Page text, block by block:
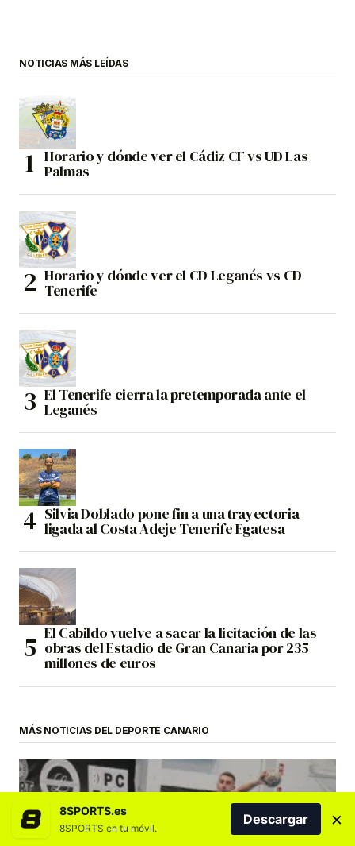
NOTICIAS MÁS LEÍDAS
Horario y dónde ver el Cádiz CF vs UD Las
Palmas
Horario y dónde ver el CD Leganés vs CD
Tenerife
El Tenerife cierra la pretemporada ante el
Leganés
Silvia Doblado pone fin a una trayectoria
ligada al Costa Adeje Tenerife Egatesa
El Cabildo vuelve a sacar la licitación de las
obras del Estadio de Gran Canaria por 235
millones de euros
MÁS NOTICIAS DEL DEPORTE CANARIO
8SPORTS.es
8SPORTS en tu móvil.
Descargar ×